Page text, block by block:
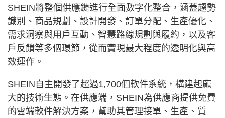
SHEIN將整個供應鏈進行全面數字化整合，涵蓋趨勢
識別、商品規劃、設計開發、訂單分配、生產優化、
需求洞察與用戶互動、智慧路線規劃與履約，以及客
戶反饋等多個環節，從而實現最大程度的透明化與高
效運作。
SHEIN自主開發了超過1,700個軟件系統，構建起龐
大的技術生態。在供應端，SHEIN為供應商提供免費
的雲端軟件解決方案，幫助其管理接單、生產、質